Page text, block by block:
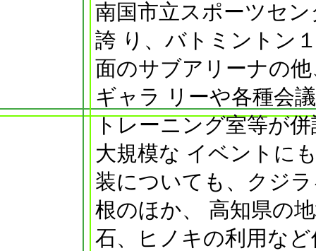
南国市立スポーツセ
誇 り、バトミントン
面のサブアリーナの
ギャラ リーや各種会
トレーニング室等が
大規模な イベントに
装についても、クジ
根のほか、 高知県の
石、ヒノキの利用な